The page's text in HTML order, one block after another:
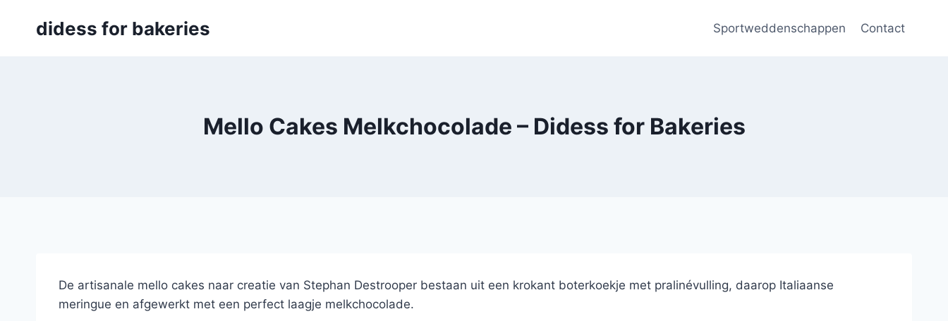
didess for bakeries Sportweddenschappen Contact
Mello Cakes Melkchocolade – Didess for Bakeries
De artisanale mello cakes naar creatie van Stephan Destrooper bestaan uit een krokant boterkoekje met pralinévulling, daarop Italiaanse
meringue en afgewerkt met een perfect laagje melkchocolade.